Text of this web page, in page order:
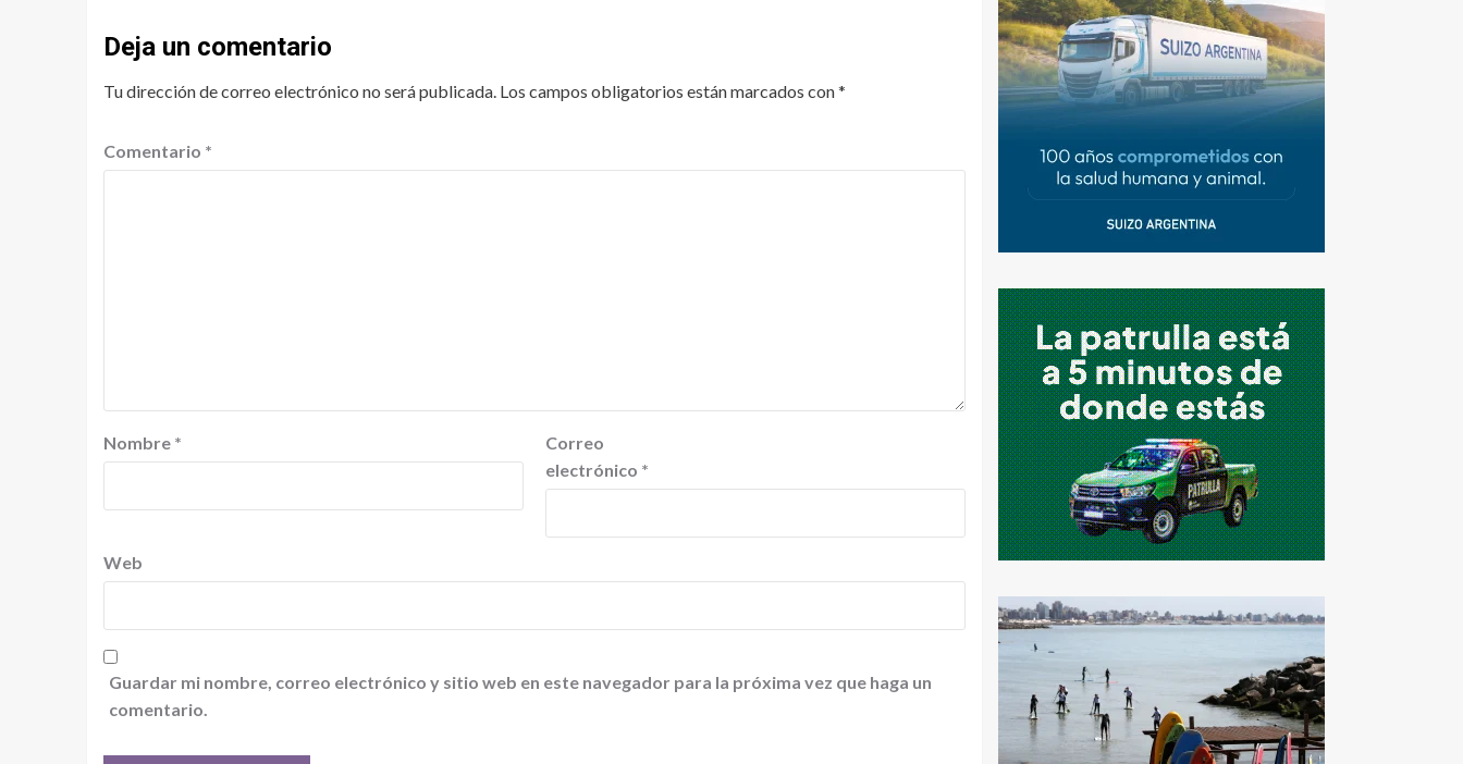
Deja un comentario
Tu dirección de correo electrónico no será publicada. Los campos obligatorios están marcados con*
Comentario *
Nombre *
Correo
electrónico *
Web
Guardar mi nombre, correo electrónico y sitio web en este navegador para la próxima vez que haga un
comentario.